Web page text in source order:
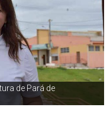
de Pará de